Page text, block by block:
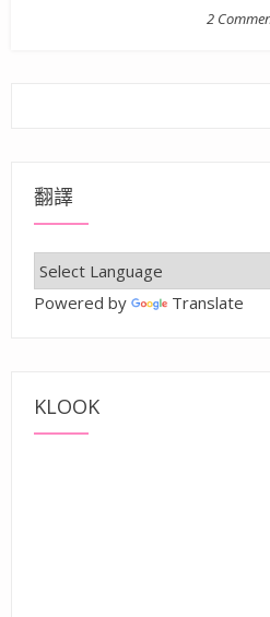
2
翻譯
Powered by Translate
KLOOK